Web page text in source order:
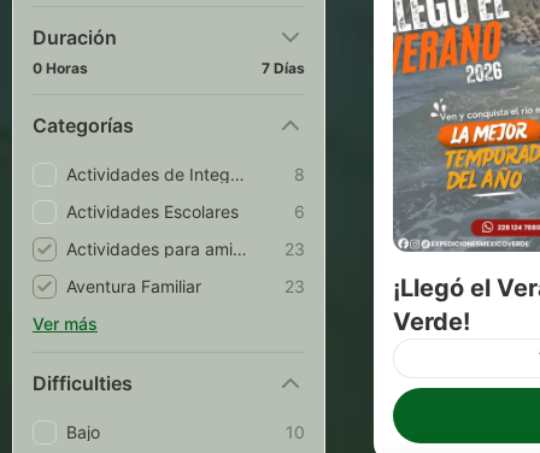
Duración
0 Horas 7 Días
Categorías
Actividades de Integración
8
Actividades Escolares
6
Actividades para amigos
23
Aventura Familiar
23
Ver más
Difficulties
Bajo
10
¡Llegó el
Verde!